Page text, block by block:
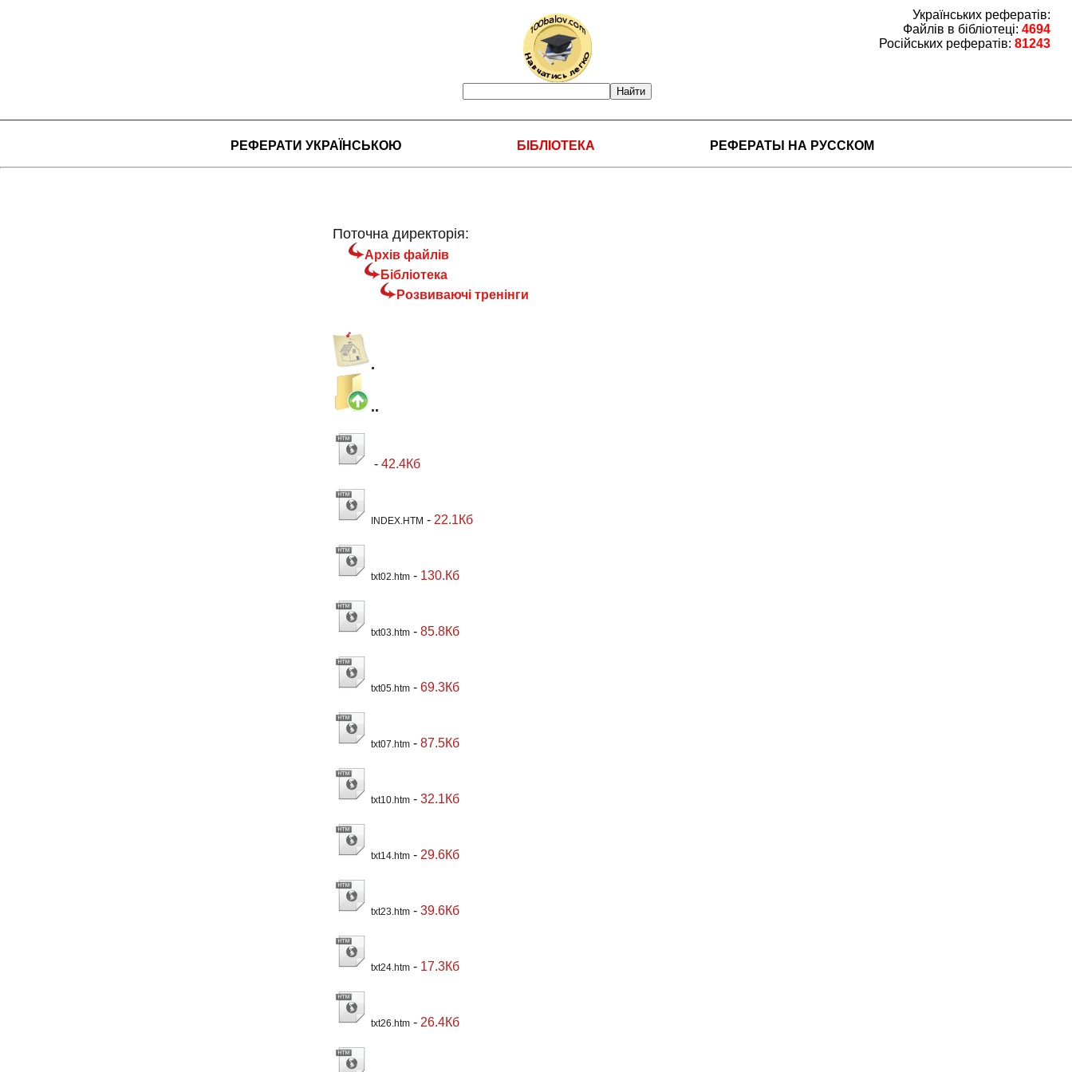
Українських рефератів:
Файлів в бібліотеці:4694
Російських рефератів:81243
РЕФЕРАТИ УКРАЇНСЬКОЮ БІБЛІОТЕКА РЕФЕРАТЫ НА РУССКОМ
Поточна директорія:
Архів файлів
Бібліотека
Розвиваючі тренінги
.
..
- 42.4Кб
INDEX.HTM - 22.1Кб
txt02.htm- 130.Кб
txt03.htm- 85.8Кб
txt05.htm- 69.3Кб
txt07.htm- 87.5Кб
txt10.htm- 32.1Кб
txt14.htm- 29.6Кб
txt23.htm- 39.6Кб
txt24.htm- 17.3Кб
txt26.htm- 26.4Кб